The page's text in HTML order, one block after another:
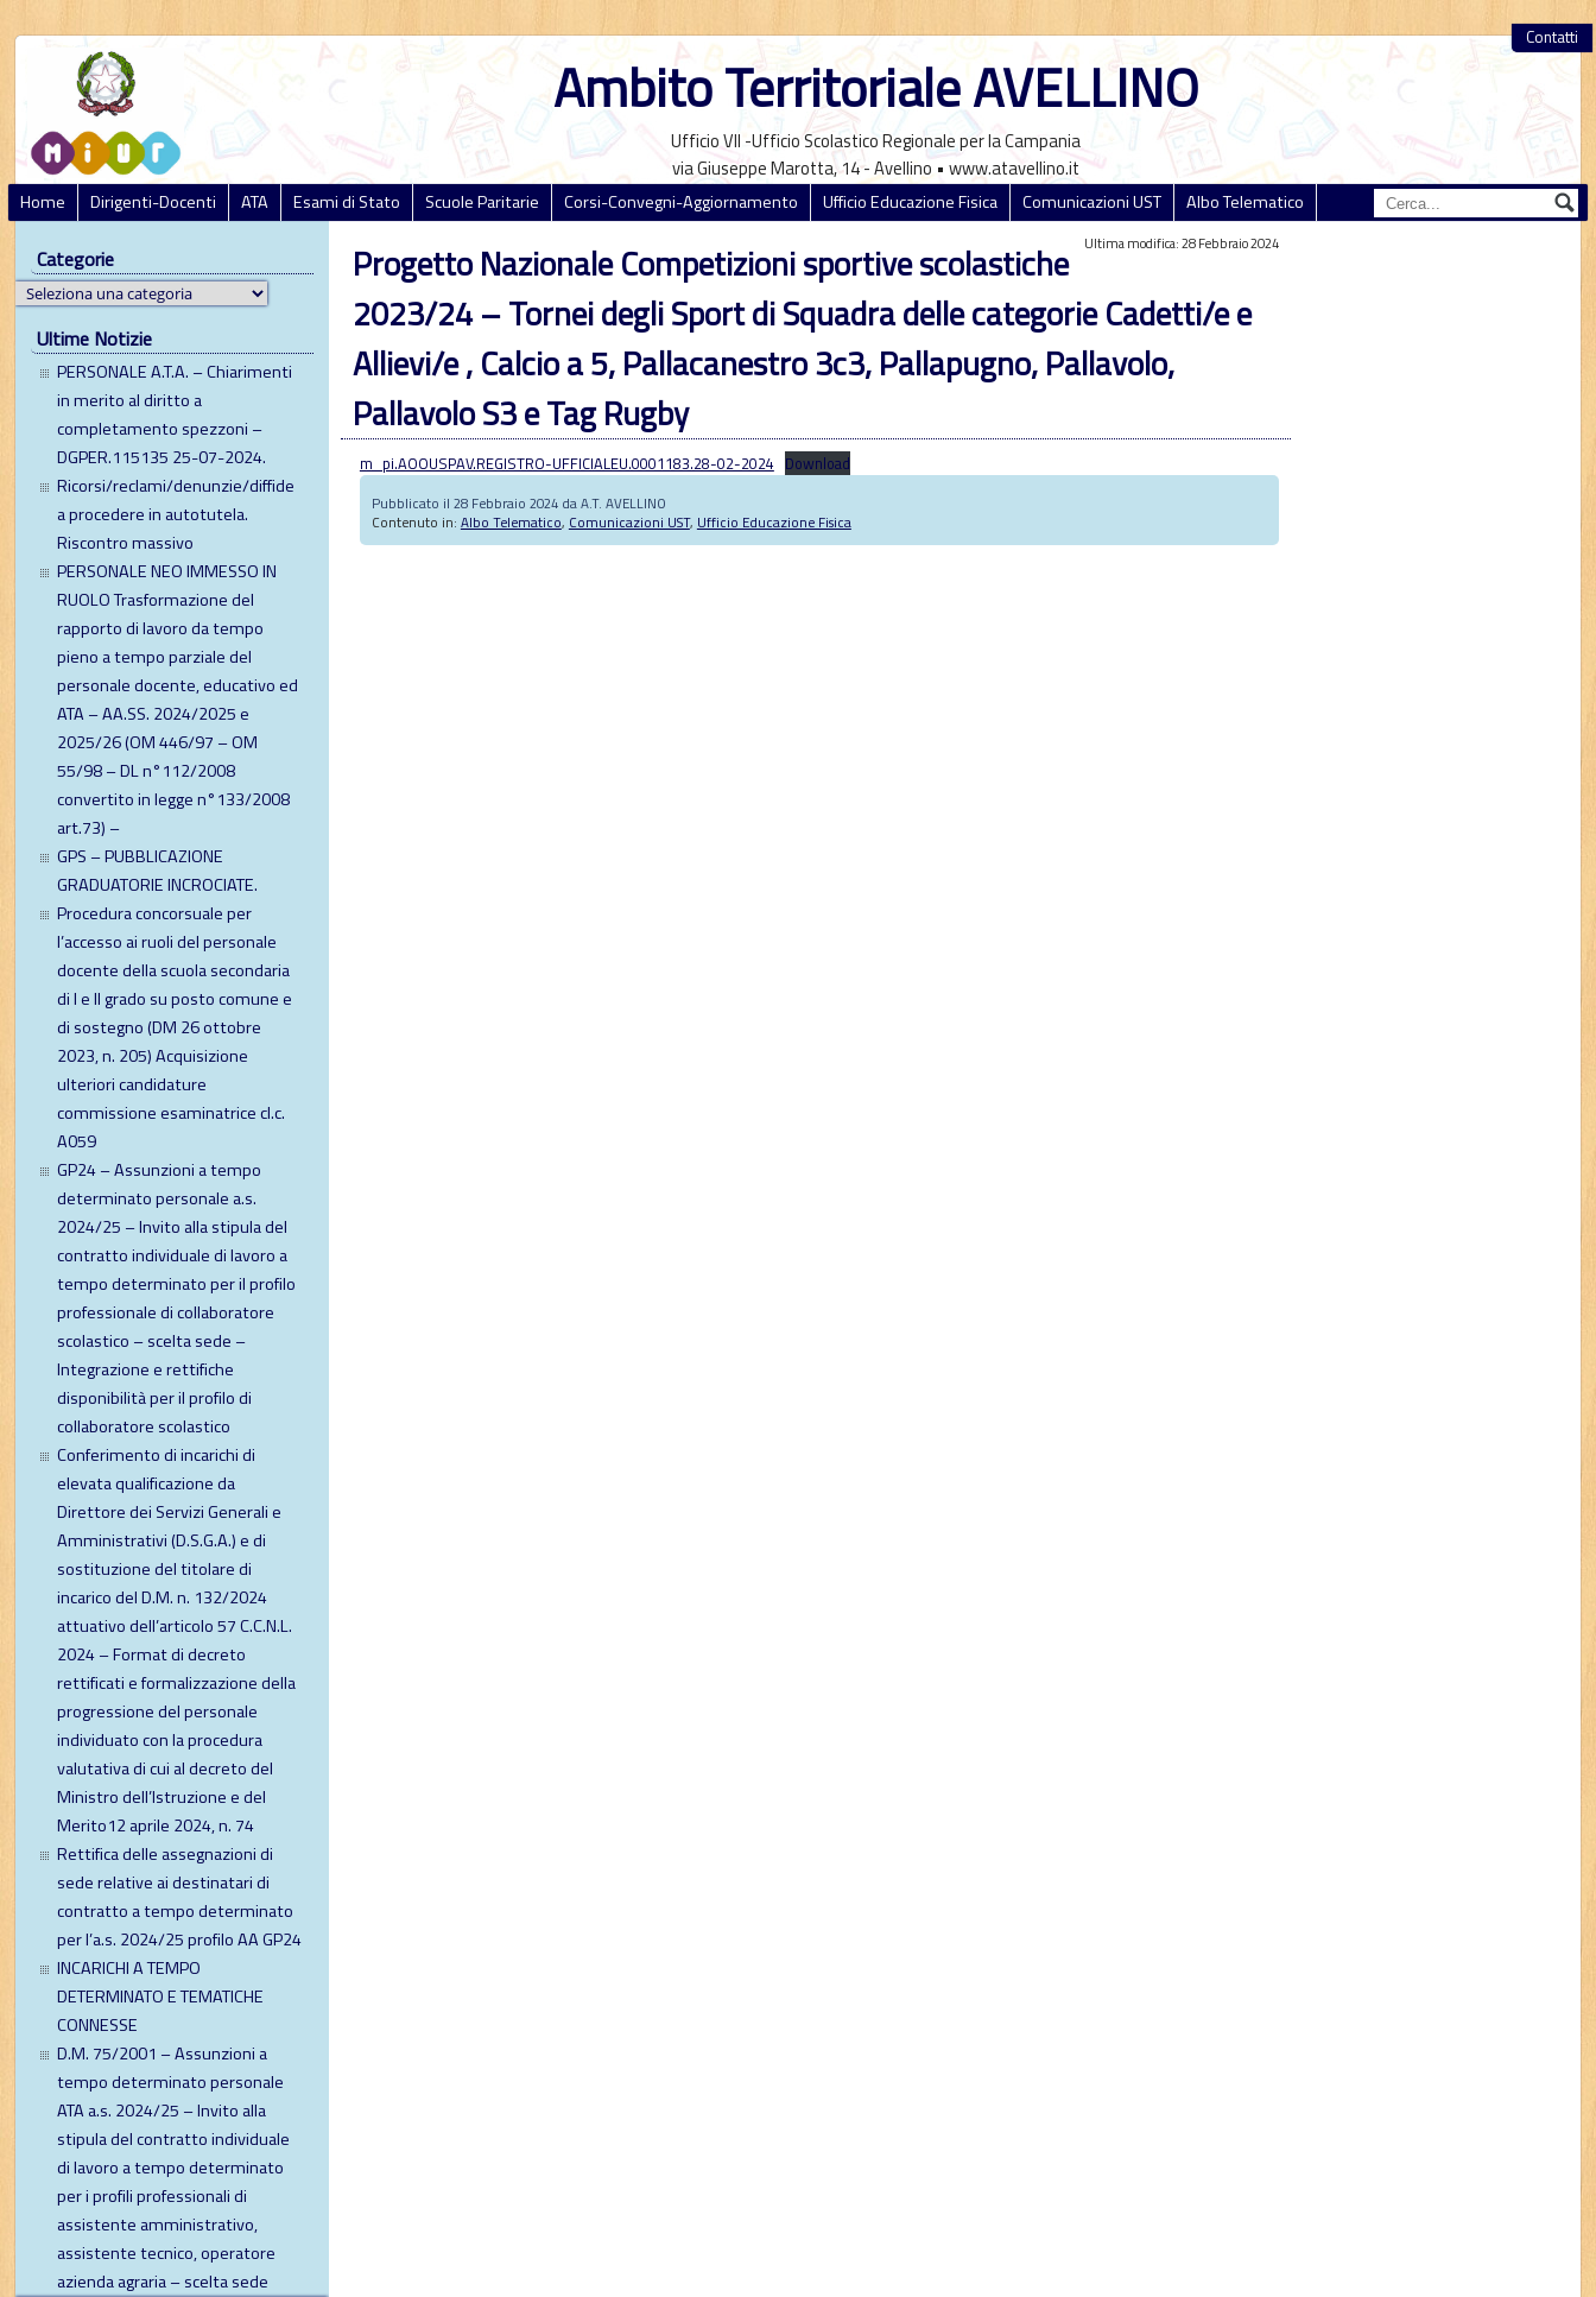
Contatti
Ambito Territoriale AVELLINO
Ufficio VII -Ufficio Scolastico Regionale per la Campania
via Giuseppe Marotta, 14 - Avellino • www.atavellino.it
Home Dirigenti-Docenti ATA Esami di Stato Scuole Paritarie Corsi-Convegni-Aggiornamento Ufficio Educazione Fisica Comunicazioni UST Albo Telematico
Categorie
Ultime Notizie
PERSONALE A.T.A. – Chiarimenti
in merito al diritto a
completamento spezzoni –
DGPER.115135 25-07-2024.
Ricorsi/reclami/denunzie/diffide
a procedere in autotutela.
Riscontro massivo
PERSONALE NEO IMMESSO IN
RUOLO Trasformazione del
rapporto di lavoro da tempo
pieno a tempo parziale del
personale docente, educativo ed
ATA – AA.SS. 2024/2025 e
2025/26 (OM 446/97 – OM
55/98 – DL n°112/2008
convertito in legge n°133/2008
art.73) –
GPS – PUBBLICAZIONE
GRADUATORIE INCROCIATE.
Procedura concorsuale per
l’accesso ai ruoli del personale
docente della scuola secondaria
di I e II grado su posto comune e
di sostegno (DM 26 ottobre
2023, n. 205) Acquisizione
ulteriori candidature
commissione esaminatrice cl.c.
A059
GP24 – Assunzioni a tempo
determinato personale a.s.
2024/25 – Invito alla stipula del
contratto individuale di lavoro a
tempo determinato per il profilo
professionale di collaboratore
scolastico – scelta sede –
Integrazione e rettifiche
disponibilità per il profilo di
collaboratore scolastico
Conferimento di incarichi di
elevata qualificazione da
Direttore dei Servizi Generali e
Amministrativi (D.S.G.A.) e di
sostituzione del titolare di
incarico del D.M. n. 132/2024
attuativo dell’articolo 57 C.C.N.L.
2024 – Format di decreto
rettificati e formalizzazione della
progressione del personale
individuato con la procedura
valutativa di cui al decreto del
Ministro dell’Istruzione e del
Merito12 aprile 2024, n. 74
Rettifica delle assegnazioni di
sede relative ai destinatari di
contratto a tempo determinato
per l’a.s. 2024/25 profilo AA GP24
INCARICHI A TEMPO
DETERMINATO E TEMATICHE
CONNESSE
D.M. 75/2001 – Assunzioni a
tempo determinato personale
ATA a.s. 2024/25 – Invito alla
stipula del contratto individuale
di lavoro a tempo determinato
per i profili professionali di
assistente amministrativo,
assistente tecnico, operatore
azienda agraria – scelta sede
Ultima modifica: 28 Febbraio 2024
Progetto Nazionale Competizioni sportive scolastiche
2023/24 – Tornei degli Sport di Squadra delle categorie Cadetti/e e
Allievi/e , Calcio a 5, Pallacanestro 3c3, Pallapugno, Pallavolo,
Pallavolo S3 e Tag Rugby
m_pi.AOOUSPAV.REGISTRO-UFFICIALEU.0001183.28-02-2024 Download
Pubblicato il 28 Febbraio 2024 da A.T. AVELLINO
Contenuto in: Albo Telematico, Comunicazioni UST, Ufficio Educazione Fisica